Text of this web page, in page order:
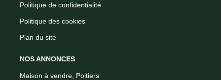
Politique de confidentialité
Politique des cookies
Plan du site
NOS ANNONCES
Maison à vendre, Poitiers